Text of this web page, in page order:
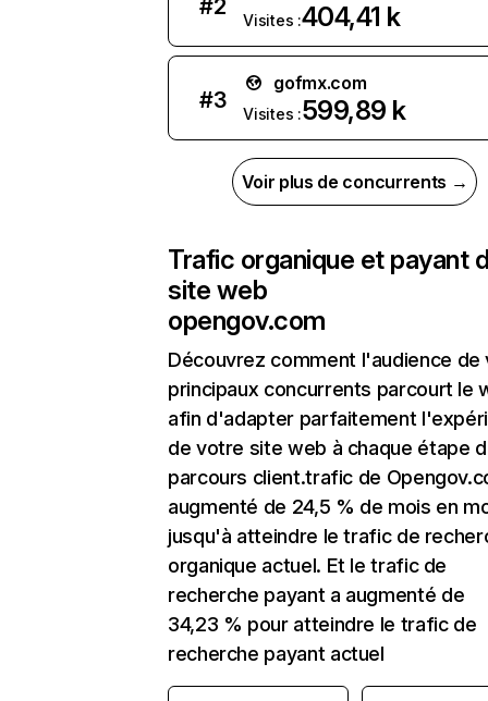
#2
Visites :404,41 k
#3
gofmx.com
Visites :599,89 k
Voir plus de concurrents →
Trafic organique et payant
site web
opengov.com
Découvrez comment l'audience de
principaux concurrents parcourt le
afin d'adapter parfaitement
de votre site web à chaque étape
parcours client.trafic de
augmenté de 24,5 % de mois en
jusqu'à atteindre le trafic de
organique actuel. Et le trafic de
recherche payant a augmenté de
34,23 % pour atteindre le trafic de
recherche payant actuel